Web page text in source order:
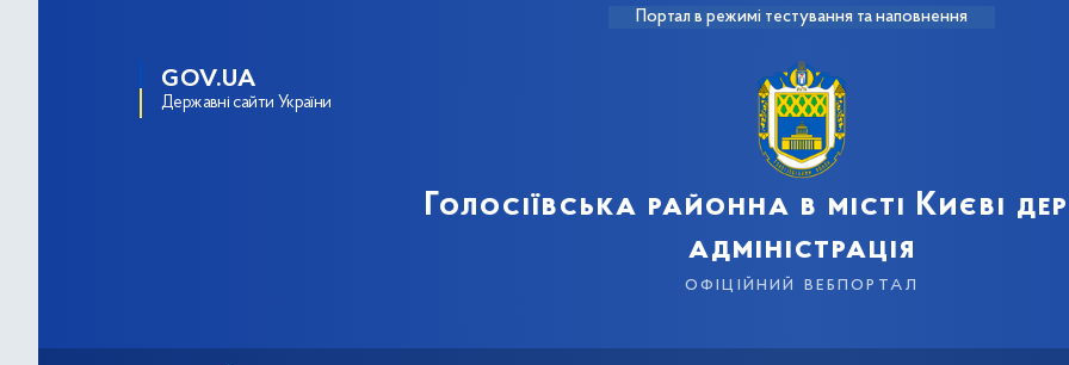
Портал в режимі тестування та наповнення
GOV.UA
Державні сайти України
Голосіївська районна в місті Києві
адміністрація
офіційний вебпортал